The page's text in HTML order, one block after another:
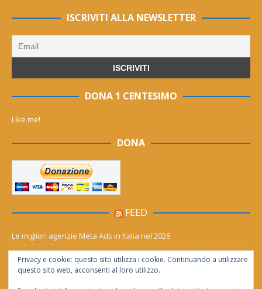
ISCRIVITI ALLA NEWSLETTER
DONA 1 CENTESIMO
Like me!
DONA
FEED
Le migliori agenzie Meta Ads in Italia nel 2026
Aia Syensqo, il rinnovo divide: stop al cC6O4 dal 2027, ma i comitati
chiedono “zero Pfas subito”
Privacy e cookie: questo sito utilizza i cookie. Continuando a utilizzare
questo sito web, acconsenti al loro utilizzo.